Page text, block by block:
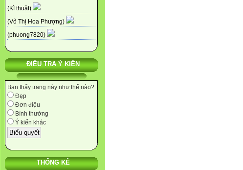
(Kĩ thuật)
(Võ Thị Hoa Phượng)
(phuong7820)
ĐIỀU TRA Ý KIẾN
Bạn thấy trang này như thế nào?
Đẹp
Đơn điệu
Bình thường
Ý kiến khác
THỐNG KÊ